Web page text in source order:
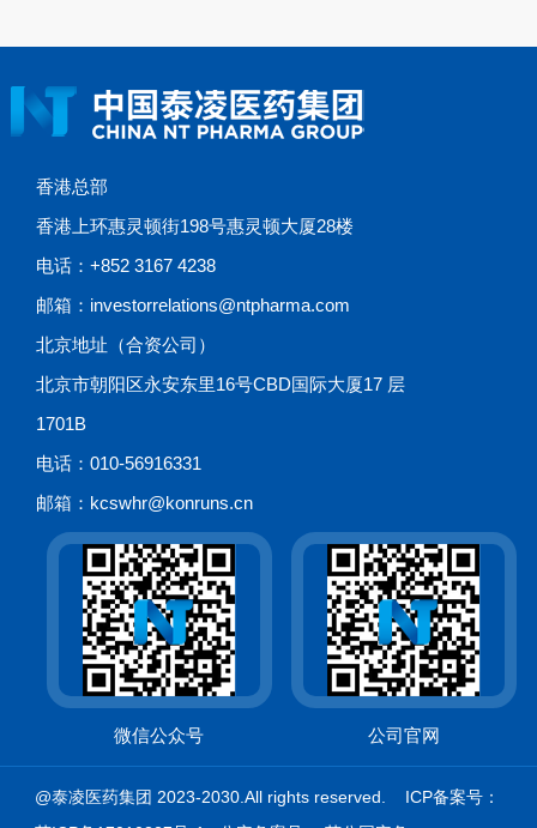
香港总部
香港上环惠灵顿街198号惠灵顿大厦28楼
电话：+852 3167 4238
邮箱：investorrelations@ntpharma.com
北京地址（合资公司）
北京市朝阳区永安东里16号CBD国际大厦17 层
1701B
电话：010-56916331
邮箱：kcswhr@konruns.cn
公司官网
微信公众号
@泰凌医药集团 2023-2030.All rights reserved. ICP备案号：